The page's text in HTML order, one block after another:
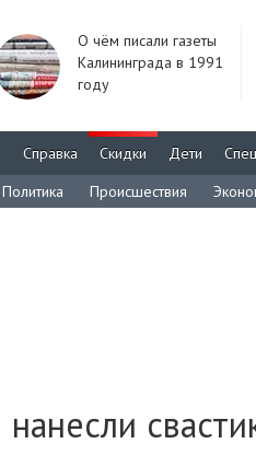
О чём писали газеты
Калининграда в 1991
году
Справка Скидки Дети
Политика Происшествия